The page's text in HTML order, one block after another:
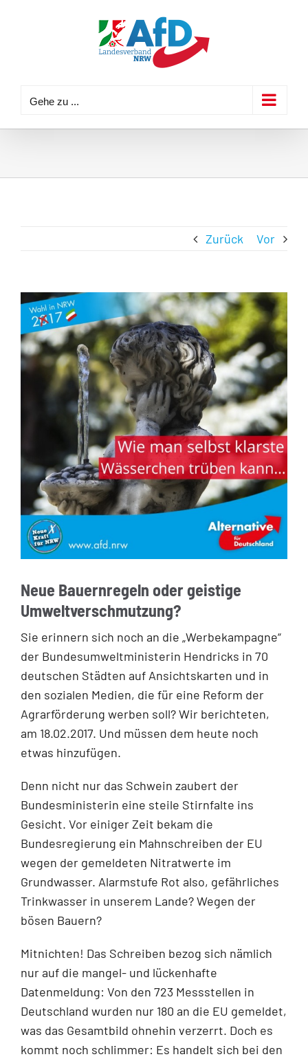
Gehe zu ...
Zurück Vor
Neue Bauernregeln oder geistige
Umweltverschmutzung?
Sie erinnern sich noch an die „Werbekampagne“
der Bundesumweltministerin Hendricks in 70
deutschen Städten auf Ansichtskarten und in
den sozialen Medien, die für eine Reform der
Agrarförderung werben soll? Wir berichteten,
am 18.02.2017. Und müssen dem heute noch
etwas hinzufügen.
Denn nicht nur das Schwein zaubert der
Bundesministerin eine steile Stirnfalte ins
Gesicht. Vor einiger Zeit bekam die
Bundesregierung ein Mahnschreiben der EU
wegen der gemeldeten Nitratwerte im
Grundwasser. Alarmstufe Rot also, gefährliches
Trinkwasser in unserem Lande? Wegen der
bösen Bauern?
Mitnichten! Das Schreiben bezog sich nämlich
nur auf die mangel- und lückenhafte
Datenmeldung: Von den 723 Messstellen in
Deutschland wurden nur 180 an die EU gemeldet,
was das Gesamtbild ohnehin verzerrt. Doch es
kommt noch schlimmer: Es handelt sich bei den